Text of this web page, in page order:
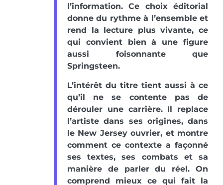
l’information. Ce choix éditorial
donne du rythme à l’ensemble et
rend la lecture plus vivante, ce
qui convient bien à une figure
aussi foisonnante que
Springsteen.
L’intérêt du titre tient aussi à ce
qu’il ne se contente pas de
dérouler une carrière. Il replace
l’artiste dans ses origines, dans
le New Jersey ouvrier, et montre
comment ce contexte a façonné
ses textes, ses combats et sa
manière de parler du réel. On
comprend mieux ce qui fait la